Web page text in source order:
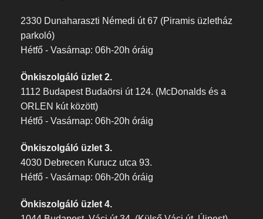
2330 Dunaharaszti Némedi út 67 (Piramis üzletház
parkoló)
Hétfő - Vasárnap: 06h-20h óráig
Önkiszolgáló üzlet 2.
1112 Budapest Budaörsi út 124. (McDonalds és a
ORLEN kút között)
Hétfő - Vasárnap: 06h-20h óráig
Önkiszolgáló üzlet 3.
4030 Debrecen Kurucz utca 93.
Hétfő - Vasárnap: 06h-20h óráig
Önkiszolgáló üzlet 4.